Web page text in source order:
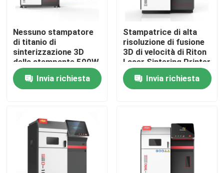
Controllo di qualità
Contattaci
notizie
Stampante del metallo 3D del laser
Stampante dentaria del metallo 3D
Nessuno stampatore
di titanio di
sinterizzazione 3D
della stampante 500W
del laser di vibrazione
Invia richiesta
Stampatrice di alta
risoluzione di fusione
3D di velocità di Riton
Laser Sintering Printer
14000mm/S
Invia richiesta